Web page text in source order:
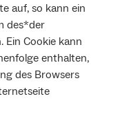
auf, so kann ein
des*der
Ein Cookie kann
enthalten,
des Browsers